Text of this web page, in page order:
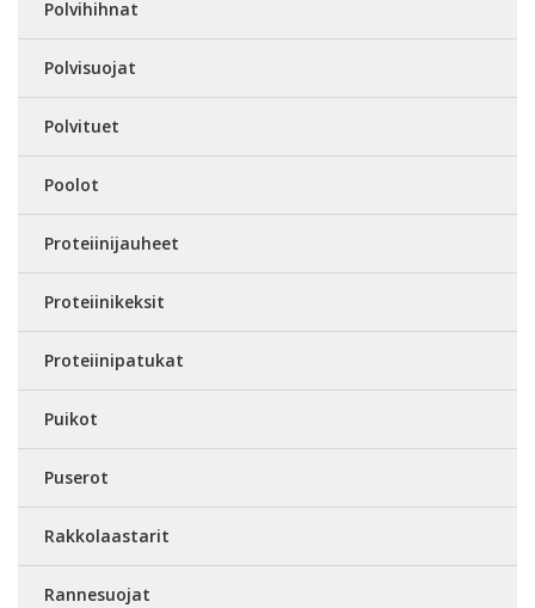
Polvihihnat
Polvisuojat
Polvituet
Poolot
Proteiinijauheet
Proteiinikeksit
Proteiinipatukat
Puikot
Puserot
Rakkolaastarit
Rannesuojat